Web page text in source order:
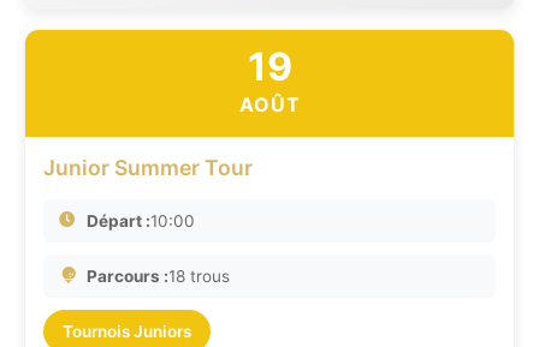
19
AOÛT
Junior Summer Tour
Départ :10:00
Parcours :18 trous
Tournois Juniors